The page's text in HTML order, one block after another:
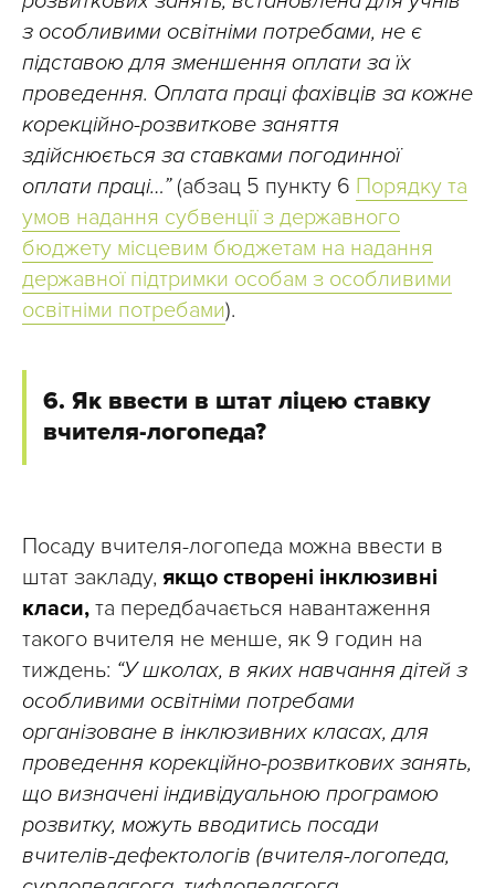
з особливими освітніми потребами, не є
підставою для зменшення оплати за їх
проведення. Оплата праці фахівців за кожне
корекційно-розвиткове заняття
здійснюється за ставками погодинної
оплати праці…”(абзац 5 пункту 6 Порядку та
умов надання субвенції з державного
бюджету місцевим бюджетам на надання
державної підтримки особам з особливими
освітніми потребами).
6. Як ввести в штат ліцею ставку
вчителя-логопеда?
Посаду вчителя-логопеда можна ввести в
штат закладу, якщо створені інклюзивні
класи, та передбачається навантаження
такого вчителя не менше, як 9 годин на
тиждень: “У школах, в яких навчання дітей з
особливими освітніми потребами
організоване в інклюзивних класах, для
проведення корекційно-розвиткових занять,
що визначені індивідуальною програмою
розвитку, можуть вводитись посади
вчителів-дефектологів (вчителя-логопеда,